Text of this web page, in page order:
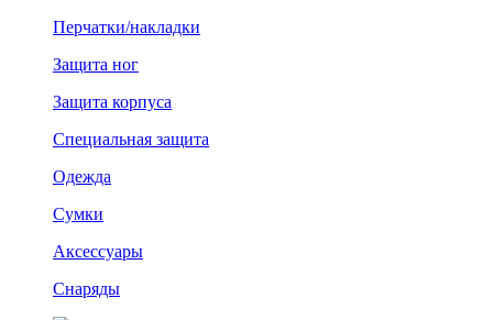
Перчатки/накладки
Защита ног
Защита корпуса
Специальная защита
Одежда
Сумки
Аксессуары
Снаряды